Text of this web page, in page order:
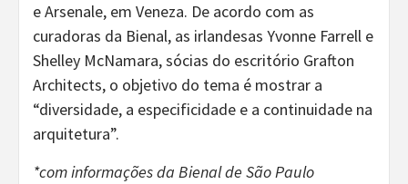
e Arsenale, em Veneza. De acordo com as
curadoras da Bienal, as irlandesas Yvonne Farrell e
Shelley McNamara, sócias do escritório Grafton
Architects, o objetivo do tema é mostrar a
“diversidade, a especificidade e a continuidade na
arquitetura”.
*com informações da Bienal de São Paulo